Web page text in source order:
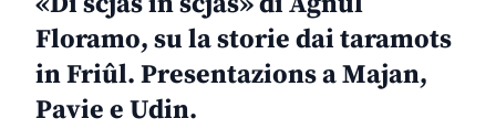
Floramo, su la storie dai taramots
in Friûl. Presentazions a Majan,
Pavie e Udin.